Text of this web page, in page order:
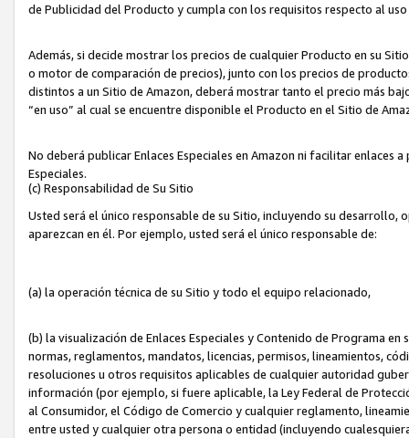
de Publicidad del Producto y cumpla con los requisitos respecto al uso
Además, si decide mostrar los precios de cualquier Producto en su
o motor de comparación de precios), junto con los precios de
distintos a un Sitio de Amazon, deberá mostrar tanto el precio más
“en uso” al cual se encuentre disponible el Producto en el Sitio de
No deberá publicar Enlaces Especiales en Amazon ni facilitar enlaces
Especiales.
(c) Responsabilidad de Su Sitio
Usted será el único responsable de su Sitio, incluyendo su
aparezcan en él. Por ejemplo, usted será el único responsable de:
(a) la operación técnica de su Sitio y todo el equipo relacionado,
(b) la visualización de Enlaces Especiales y Contenido de Programa
normas, reglamentos, mandatos, licencias, permisos, lineamientos,
resoluciones u otros requisitos aplicables de cualquier autoridad
información (por ejemplo, si fuere aplicable, la Ley Federal de
al Consumidor, el Código de Comercio y cualquier reglamento,
entre usted y cualquier otra persona o entidad (incluyendo